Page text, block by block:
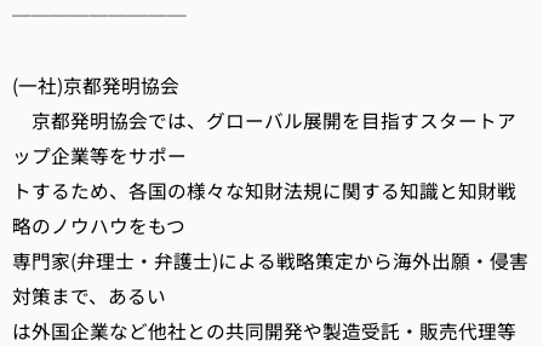
─────────
(一社)京都発明協会
京都発明協会では、グローバル展開を目指すスタートア
ップ企業等をサポー
トするため、各国の様々な知財法規に関する知識と知財戦
略のノウハウをもつ
専門家(弁理士・弁護士)による戦略策定から海外出願・侵害
対策まで、あるい
は外国企業など他社との共同開発や製造受託・販売代理等